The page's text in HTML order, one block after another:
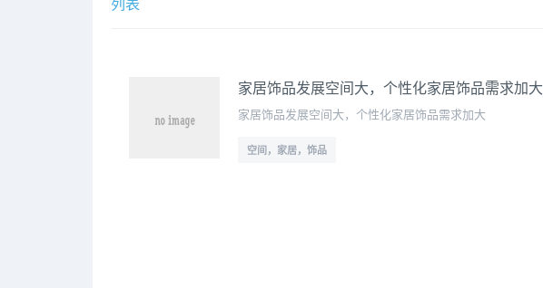
家居饰品发展空间大，个性化家居饰品需求加大
家居饰品发展空间大，个性化家居饰品需求加大
空间，家居，饰品